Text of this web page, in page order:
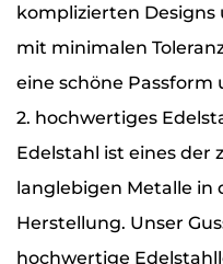
komplizierten
mit minimalen
eine schöne
2. hochwertiges
Edelstahl ist eines der
langlebigen Metalle in
Herstellung. Unser
hochwertige